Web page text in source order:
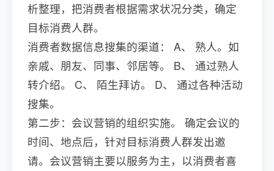
析整理，把消费者根据需求状况分类，确定
目标消费人群。
消费者数据信息搜集的渠道： A、 熟人。如
亲戚、朋友、同事、邻居等。 B、 通过熟人
转介绍。 C、 陌生拜访。 D、 通过各种活动
搜集。
第二步：会议营销的组织实施。 确定会议的
时间、地点后，针对目标消费人群发出邀
请。会议营销主要以服务为主，以消费者喜